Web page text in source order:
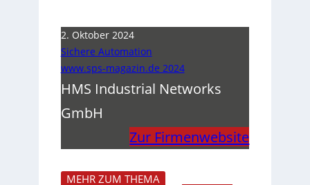
2. Oktober 2024
Sichere Automation
www.sps-magazin.de 2024
HMS Industrial Networks
GmbH
Zur Firmenwebsite
MEHR ZUM THEMA